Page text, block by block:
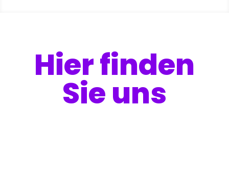
Hier finden
Sie uns